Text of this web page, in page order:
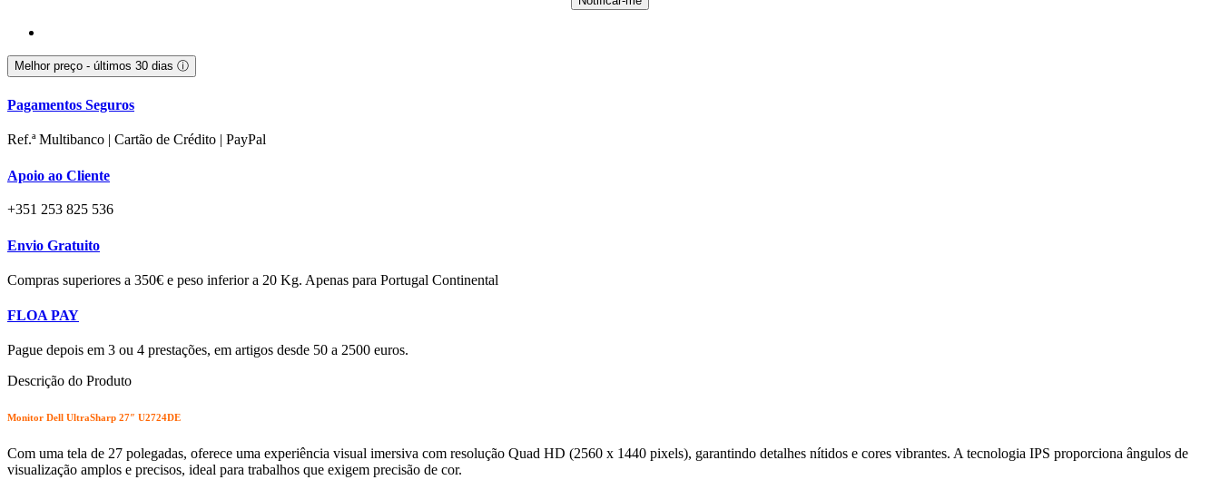
Melhor preço - últimos 30 dias ⓘ
Pagamentos Seguros
Ref.ª Multibanco | Cartão de Crédito | PayPal
Apoio ao Cliente
+351 253 825 536
Envio Gratuito
Compras superiores a 350€ e peso inferior a 20 Kg. Apenas para Portugal Continental
FLOA PAY
Pague depois em 3 ou 4 prestações, em artigos desde 50 a 2500 euros.
Descrição do Produto
Monitor Dell UltraSharp 27″ U2724DE
Com uma tela de 27 polegadas, oferece uma experiência visual imersiva com resolução Quad HD (2560 x 1440 pixels), garantindo detalhes nítidos e cores vibrantes. A tecnologia IPS proporciona ângulos de
visualização amplos e precisos, ideal para trabalhos que exigem precisão de cor.